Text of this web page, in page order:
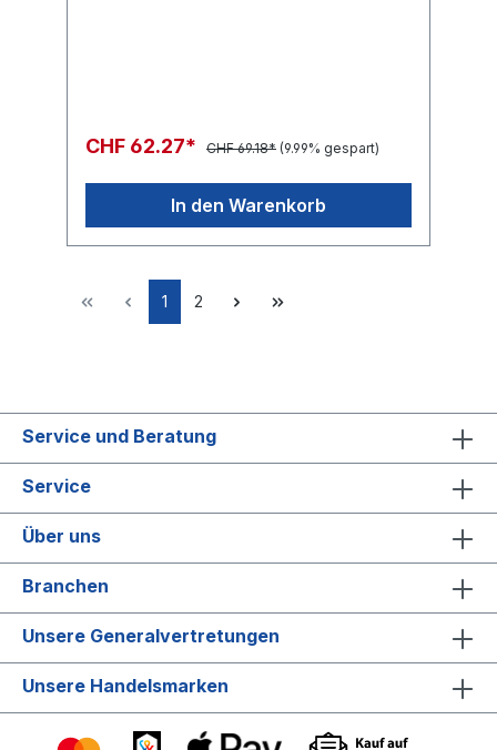
CHF 62.27* CHF 69.18* (9.99% gespart)
In den Warenkorb
1 2
Service und Beratung
Service
Über uns
Branchen
Unsere Generalvertretungen
Unsere Handelsmarken